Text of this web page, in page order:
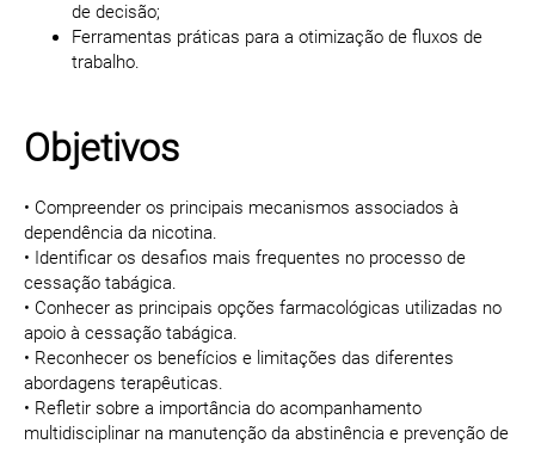
de decisão;
Ferramentas práticas para a otimização de fluxos de
trabalho.
Objetivos
• Compreender os principais mecanismos associados à
dependência da nicotina.
• Identificar os desafios mais frequentes no processo de
cessação tabágica.
• Conhecer as principais opções farmacológicas utilizadas no
apoio à cessação tabágica.
• Reconhecer os benefícios e limitações das diferentes
abordagens terapêuticas.
• Refletir sobre a importância do acompanhamento
multidisciplinar na manutenção da abstinência e prevenção de